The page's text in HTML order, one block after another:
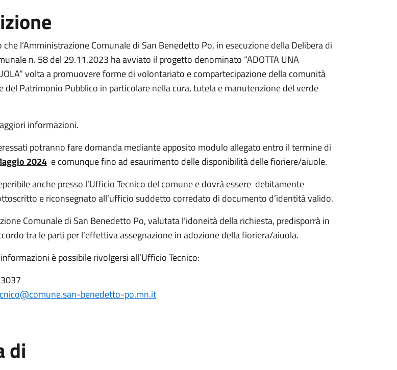
che l’Amministrazione Comunale di San Benedetto Po, in esecuzione della Delibera di
n. 58 del 29.11.2023 ha avviato il progetto denominato “ADOTTA UNA
volta a promuovere forme di volontariato e compartecipazione della comunità
del Patrimonio Pubblico in particolare nella cura, tutela e manutenzione del verde
informazioni.
potranno fare domanda mediante apposito modulo allegato entro il termine di
2024 e comunque fino ad esaurimento delle disponibilità delle fioriere/aiuole.
anche presso l’Ufficio Tecnico del comune e dovrà essere debitamente
e riconsegnato all’ufficio suddetto corredato di documento d’identità valido.
Comunale di San Benedetto Po, valutata l’idoneità della richiesta, predisporrà in
tra le parti per l’effettiva assegnazione in adozione della fioriera/aiuola.
è possibile rivolgersi all’Ufficio Tecnico:
benedetto-po.mn.it
di